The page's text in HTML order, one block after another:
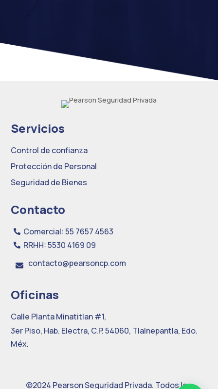
Servicios
Control de confianza
Protección de Personal
Seguridad de Bienes
Contacto
 Comercial: 55 7657 4563
 RRHH: 5530 4169 09
 contacto@pearsoncp.com
Oficinas
Calle Planta Minatitlan #1,
3er Piso, Hab. Electra, C.P. 54060, Tlalnepantla, Edo.
Méx.
©2024 Pearson Seguridad Privada. Todos los